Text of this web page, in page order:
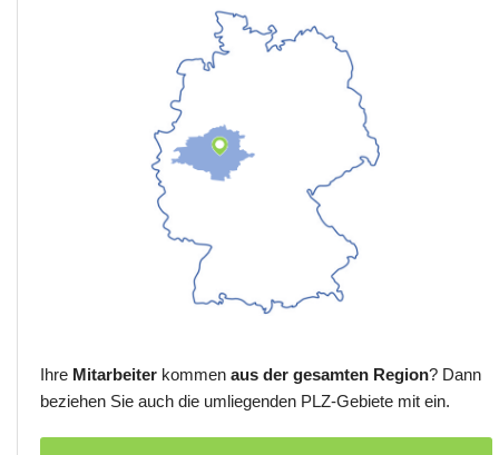
Ihre Mitarbeiter kommen aus der gesamten Region? Dann
beziehen Sie auch die umliegenden PLZ-Gebiete mit ein.